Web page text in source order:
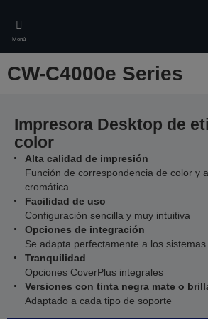
main
content
Menú
CW-C4000e Series
Impresora Desktop de
color
Alta calidad de impresión
Función de correspondencia de color y
cromática
Facilidad de uso
Configuración sencilla y muy intuitiva
Opciones de integración
Se adapta perfectamente a los
Tranquilidad
Opciones CoverPlus integrales
Versiones con tinta negra mate o
Adaptado a cada tipo de soporte